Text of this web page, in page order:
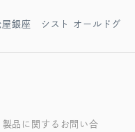
屋銀座 シスト オールドグラ
品に関するお問い合